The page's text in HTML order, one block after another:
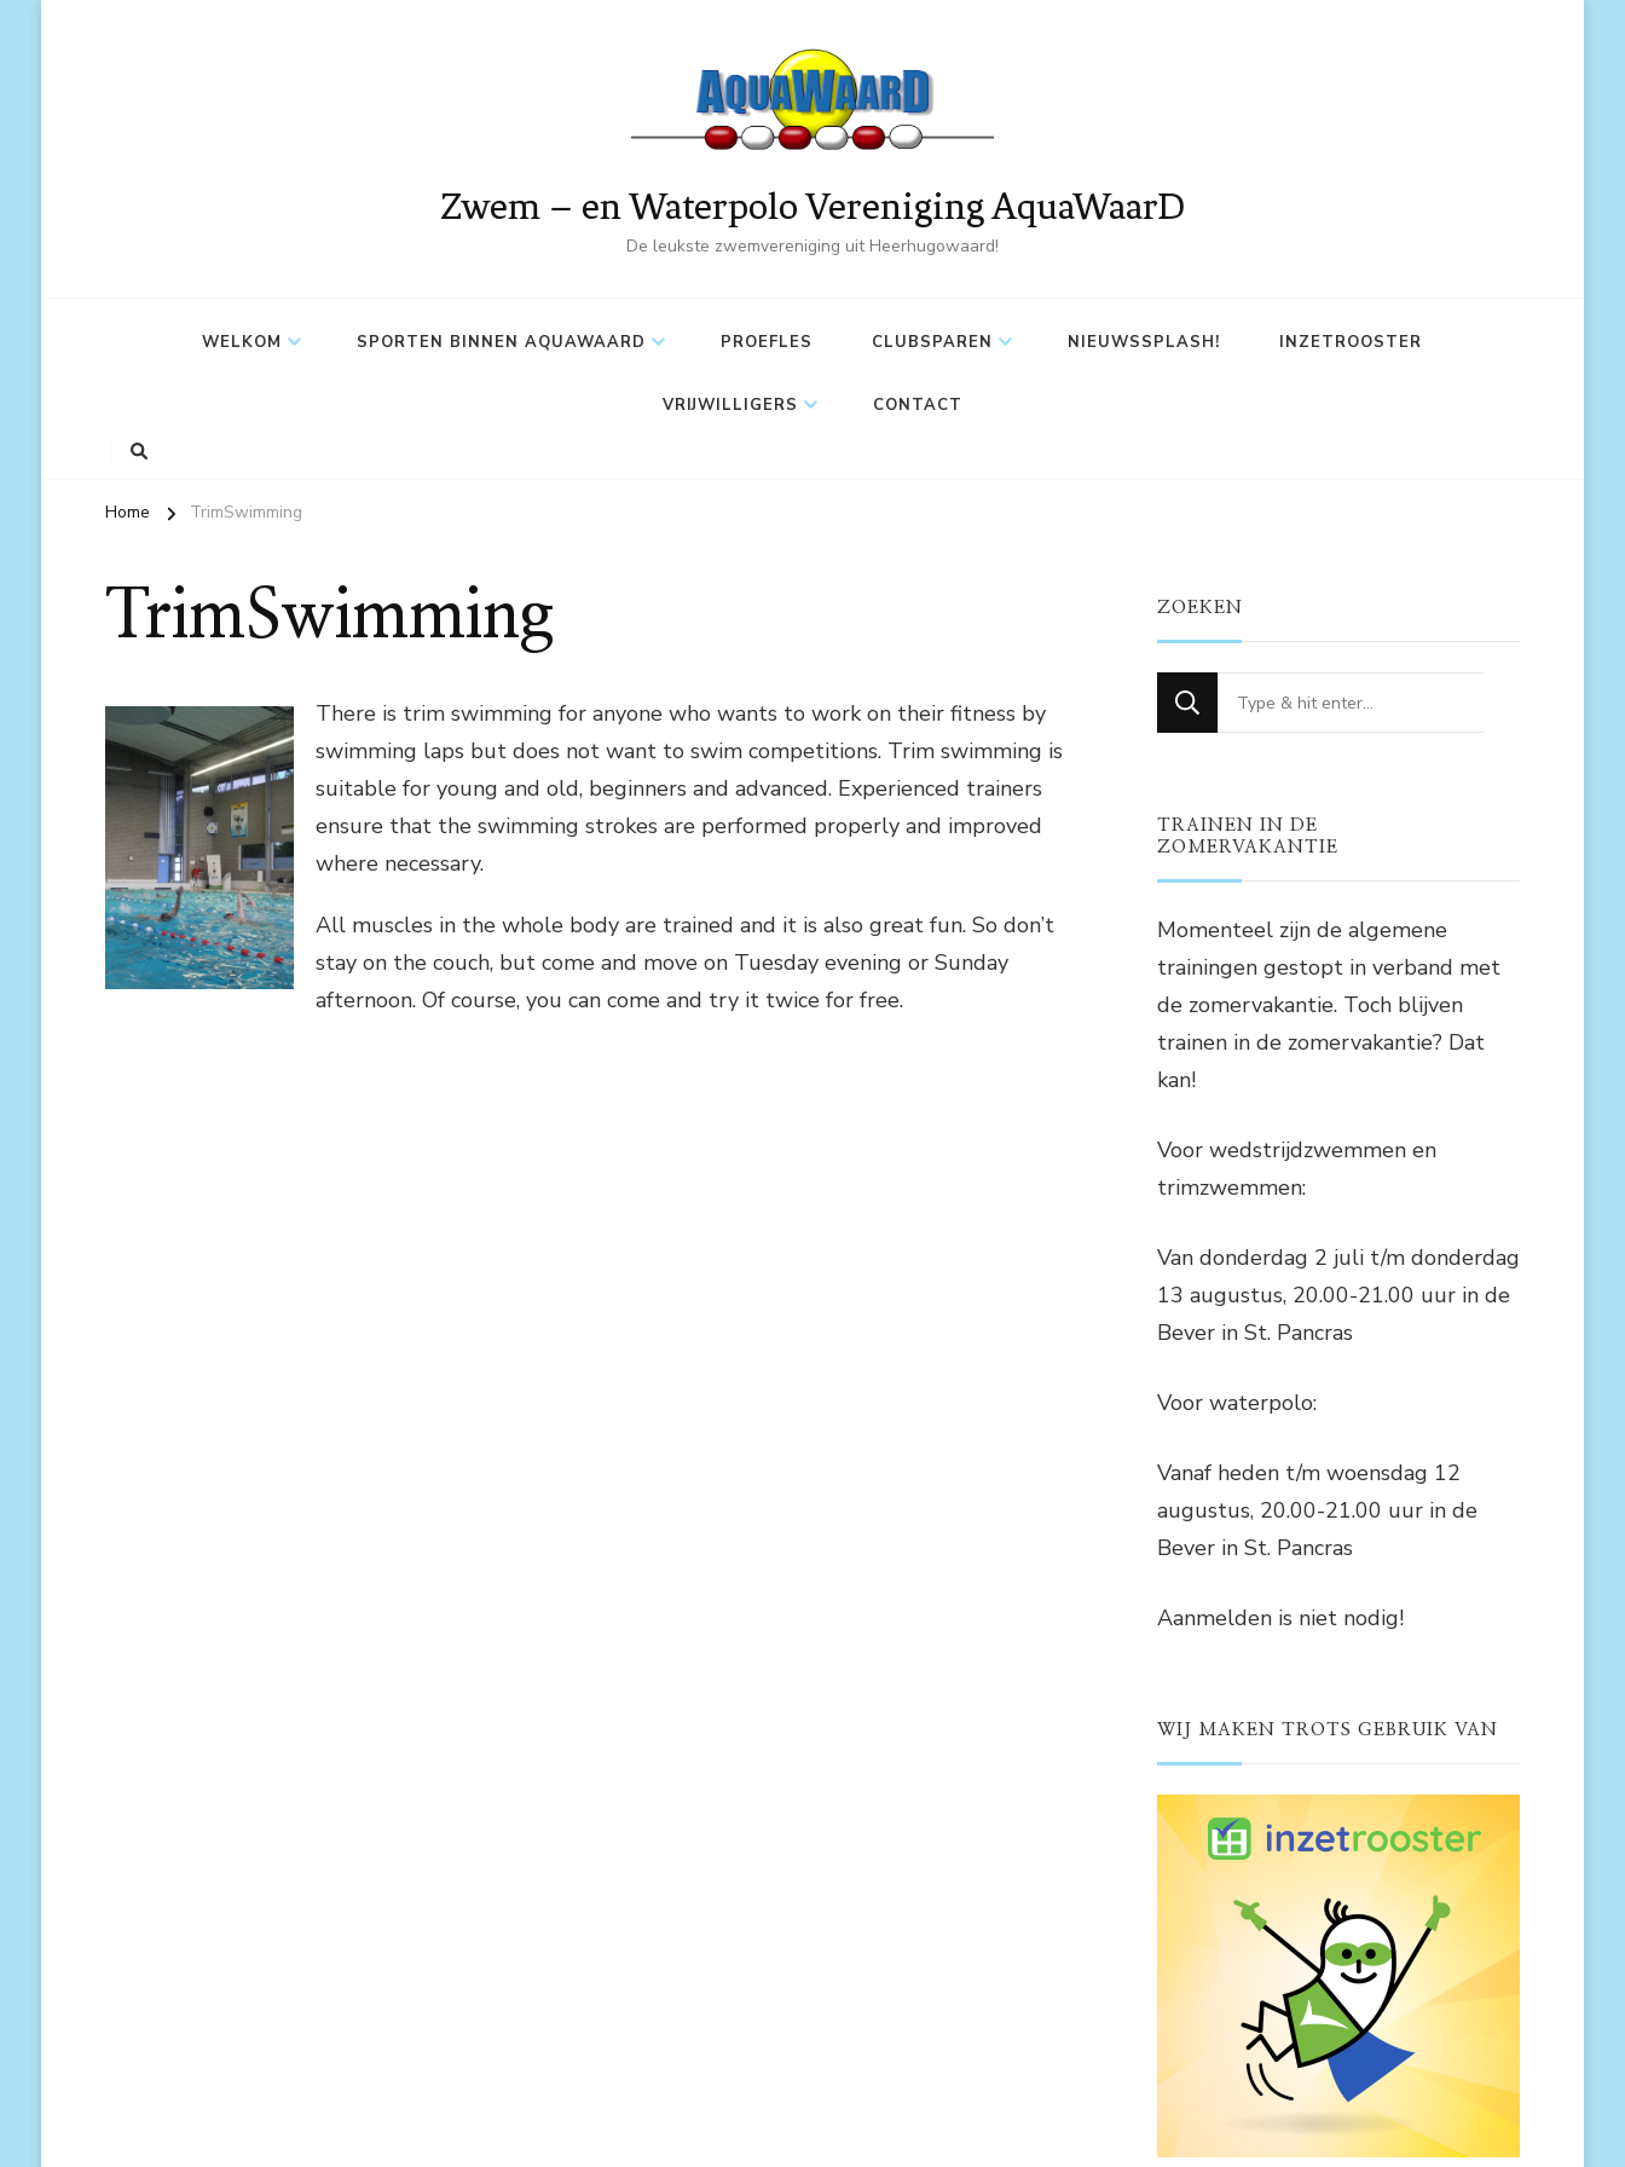
Zwem – en Waterpolo Vereniging AquaWaarD
De leukste zwemvereniging uit Heerhugowaard!
WELKOM SPORTEN BINNEN AQUAWAARD PROEFLES CLUBSPAREN NIEUWSSPLASH! INZETROOSTER
VRIJWILLIGERS CONTACT
Home TrimSwimming
TrimSwimming
There is trim swimming for anyone who wants to work on their fitness by
swimming laps but does not want to swim competitions. Trim swimming is
suitable for young and old, beginners and advanced. Experienced trainers
ensure that the swimming strokes are performed properly and improved
where necessary.
All muscles in the whole body are trained and it is also great fun. So don’t
stay on the couch, but come and move on Tuesday evening or Sunday
afternoon. Of course, you can come and try it twice for free.
ZOEKEN
Op
zoek
TRAINEN IN DE
ZOMERVAKANTIE
Momenteel zijn de algemene
trainingen gestopt in verband met
de zomervakantie. Toch blijven
trainen in de zomervakantie? Dat
kan!
Voor wedstrijdzwemmen en
trimzwemmen:
Van donderdag 2 juli t/m donderdag
13 augustus, 20.00-21.00 uur in de
Bever in St. Pancras
Voor waterpolo:
Vanaf heden t/m woensdag 12
augustus, 20.00-21.00 uur in de
Bever in St. Pancras
Aanmelden is niet nodig!
WIJ MAKEN TROTS GEBRUIK VAN